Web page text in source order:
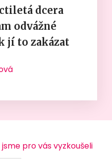
dcera
odvážné
jí to zakázat
pro vás vyzkoušeli